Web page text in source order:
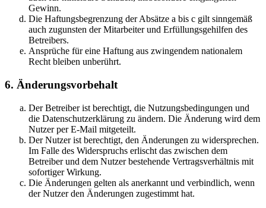
Gewinn.
Die Haftungsbegrenzung der Absätze a bis c gilt sinngemäß
auch zugunsten der Mitarbeiter und Erfüllungsgehilfen des
Betreibers.
Ansprüche für eine Haftung aus zwingendem nationalem
Recht bleiben unberührt.
6. Änderungsvorbehalt
Der Betreiber ist berechtigt, die Nutzungsbedingungen und
die Datenschutzerklärung zu ändern. Die Änderung wird dem
Nutzer per E-Mail mitgeteilt.
Der Nutzer ist berechtigt, den Änderungen zu widersprechen.
Im Falle des Widerspruchs erlischt das zwischen dem
Betreiber und dem Nutzer bestehende Vertragsverhältnis mit
sofortiger Wirkung.
Die Änderungen gelten als anerkannt und verbindlich, wenn
der Nutzer den Änderungen zugestimmt hat.